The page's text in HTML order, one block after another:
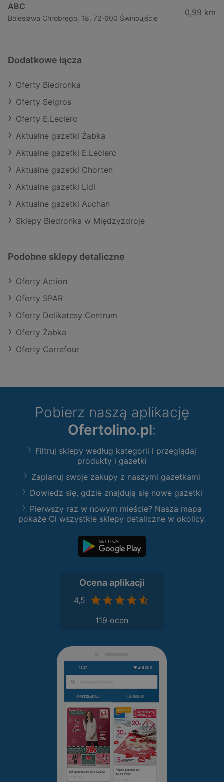
ABC
Bolesława Chrobrego, 18, 72-600 Świnoujście
0,99 km
Dodatkowe łącza
Oferty Biedronka
Oferty Selgros
Oferty E.Leclerc
Aktualne gazetki Żabka
Aktualne gazetki E.Leclerc
Aktualne gazetki Chorten
Aktualne gazetki Lidl
Aktualne gazetki Auchan
Sklepy Biedronka w Międzyzdroje
Podobne sklepy detaliczne
Oferty Action
Oferty SPAR
Oferty Delikatesy Centrum
Oferty Żabka
Oferty Carrefour
Pobierz naszą aplikację
Ofertolino.pl:
Filtruj sklepy według kategorii i przeglądaj
produkty i gazetki
Zaplanuj swoje zakupy z naszymi gazetkami
Dowiedz się, gdzie znajdują się nowe gazetki
Pierwszy raz w nowym mieście? Nasza mapa
pokaże Ci wszystkie sklepy detaliczne w okolicy.
Ocena aplikacji
4,5
119 ocen